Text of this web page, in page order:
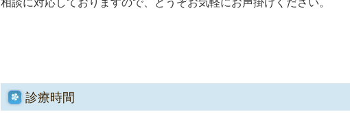
■2025.10.27...点鼻インフルエンザワクチン（フルミスト）の予約につ
入荷した本数に予約数が達したため、予約を一時中止します。
予約再開については順次お知らせいたします。
相談に対応しておりますので、どうぞお気軽にお声掛けください。
診療時間